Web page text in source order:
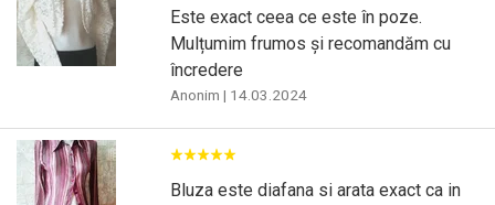
Este exact ceea ce este în poze.
Mulțumim frumos și recomandăm cu
încredere
Anonim | 14.03.2024
Bluza este diafana si arata exact ca in